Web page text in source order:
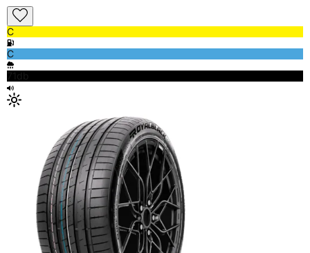
C
C
71db